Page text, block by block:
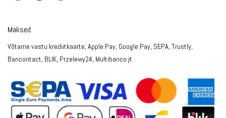
Maksed
Võtame vastu krediitkaarte, Apple Pay, Google Pay, SEPA, Trustly,
Bancontact, BLIK, Przelewy24, Multibanco jt.